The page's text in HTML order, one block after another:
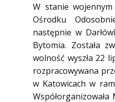
W stanie
Ośrodku
następnie w
Bytomia. Została
wolność wyszła 22
rozpracowywana
w Katowicach w